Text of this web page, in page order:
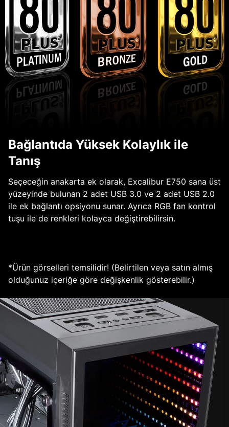
Bağlantıda Yüksek Kolaylık ile
Tanış
Seçeceğin anakarta ek olarak, Excalibur E750 sana üst
yüzeyinde bulunan 2 adet USB 3.0 ve 2 adet USB 2.0
ile ek bağlantı opsiyonu sunar. Ayrıca RGB fan kontrol
tuşu ile de renkleri kolayca değiştirebilirsin.
*Ürün görselleri temsilidir! (Belirtilen veya satın almış
olduğunuz içeriğe göre değişkenlik gösterebilir.)